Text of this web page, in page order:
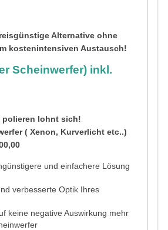
Alternative ohne
kostenintensiven Austausch!
Scheinwerfer) inkl.
polieren lohnt sich!
( Xenon, Kurverlicht etc..)
und einfachere Lösung
verbesserte Optik Ihres
keine negative Auswirkung mehr